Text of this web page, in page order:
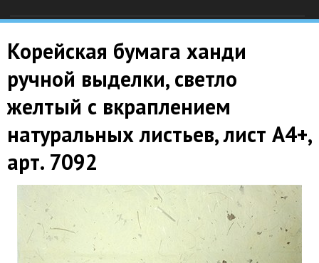
Корейская бумага ханди
ручной выделки, светло
желтый с вкраплением
натуральных листьев, лист А4+,
арт. 7092